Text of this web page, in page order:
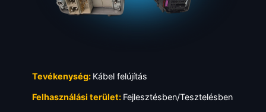
Tevékenység: Kábel felújítás
Felhasználási terület: Fejlesztésben/Tesztelésben